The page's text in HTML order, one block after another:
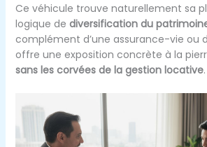
Ce véhicule trouve naturellement sa
logique de diversification du
complément d’une assurance-vie ou
offre une exposition concrète à la
sans les corvées de la gestion locative.